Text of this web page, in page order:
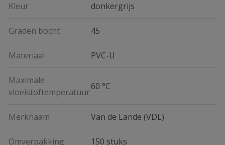
Kleur donkergrijs
Graden bocht 45
Materiaal PVC-U
Maximale
vloeistoftemperatuur
60 °C
Merknaam Van de Lande (VDL)
Omverpakking 150 stuks